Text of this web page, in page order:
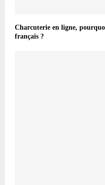
Charcuterie en ligne,
français ?